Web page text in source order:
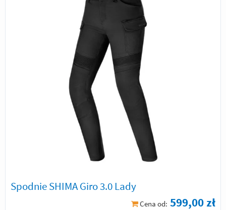
Spodnie SHIMA Giro 3.0 Lady
Cena od: 599,00 zł